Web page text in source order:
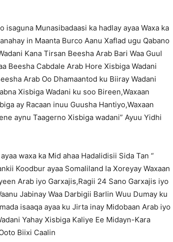
Munasibadaasi ka hadlay ayaa Waxa ka
in Maanta Burco Aanu Xaflad ugu Qabano
Kana Tirsan Beesha Arab Bari Waa Guul
Beesha Cabdale Arab Hore Xisbiga Wadani
Arab Oo Dhamaantod ku Biiray Wadani
Xisbiga Wadani ku soo Bireen,Waxaan
ay Racaan inuu Guusha Hantiyo,Waxaan
aynu Taagerno Xisbiga wadani” Ayuu Yidhi
waxa ka Mid ahaa Hadalidisii Sida Tan “
Koodbur ayaa Somaliland la Xoreyay Waxaan
Arab iyo Garxajis,Ragii 24 Sano Garxajis iyo
Jabinay Waa Darbigii Barlin Wuu Dumay ku
isaaqa ayaa ku Jirta inay Midobaan Arab iyo
Yahay Xisbiga Kaliye Ee Midayn-Kara
Biixi Caalin